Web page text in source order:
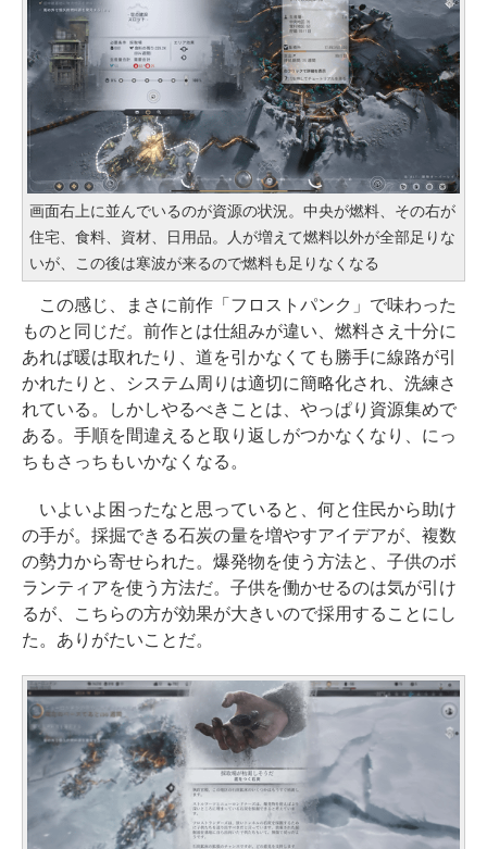
画面右上に並んでいるのが資源の状況。中央が燃料、その右が
住宅、食料、資材、日用品。人が増えて燃料以外が全部足りな
いが、この後は寒波が来るので燃料も足りなくなる
この感じ、まさに前作「フロストパンク」で味わった
ものと同じだ。前作とは仕組みが違い、燃料さえ十分に
あれば暖は取れたり、道を引かなくても勝手に線路が引
かれたりと、システム周りは適切に簡略化され、洗練さ
れている。しかしやるべきことは、やっぱり資源集めで
ある。手順を間違えると取り返しがつかなくなり、にっ
ちもさっちもいかなくなる。
いよいよ困ったなと思っていると、何と住民から助け
の手が。採掘できる石炭の量を増やすアイデアが、複数
の勢力から寄せられた。爆発物を使う方法と、子供のボ
ランティアを使う方法だ。子供を働かせるのは気が引け
るが、こちらの方が効果が大きいので採用することにし
た。ありがたいことだ。